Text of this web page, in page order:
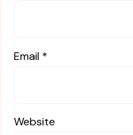
Email *
Website